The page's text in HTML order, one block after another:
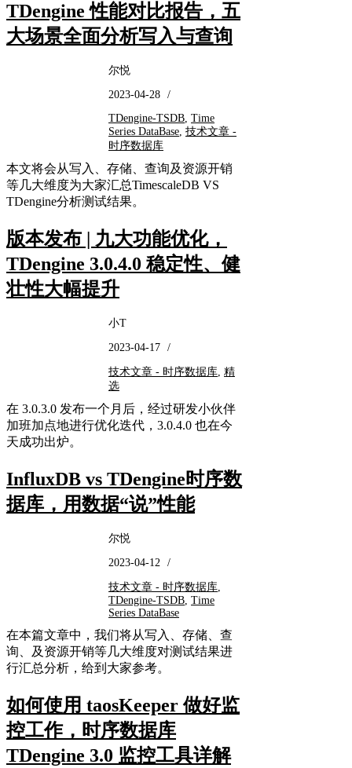
TDengine 性能对比报告，五
大场景全面分析写入与查询
尔悦
2023-04-28 /
TDengine-TSDB, Time
Series DataBase, 技术文章 -
时序数据库
本文将会从写入、存储、查询及资源开销
等几大维度为大家汇总TimescaleDB VS
TDengine分析测试结果。
版本发布 | 九大功能优化，
TDengine 3.0.4.0 稳定性、健
壮性大幅提升
小T
2023-04-17 /
技术文章 - 时序数据库, 精
选
在 3.0.3.0 发布一个月后，经过研发小伙伴
加班加点地进行优化迭代，3.0.4.0 也在今
天成功出炉。
InfluxDB vs TDengine时序数
据库，用数据“说”性能
尔悦
2023-04-12 /
技术文章 - 时序数据库,
TDengine-TSDB, Time
Series DataBase
在本篇文章中，我们将从写入、存储、查
询、及资源开销等几大维度对测试结果进
行汇总分析，给到大家参考。
如何使用 taosKeeper 做好监
控工作，时序数据库
TDengine 3.0 监控工具详解